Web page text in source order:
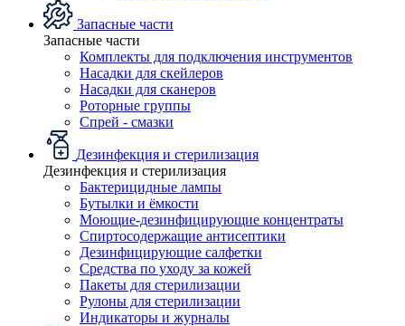
Запасные части
Запасные части
Комплекты для подключения инструментов
Насадки для скейлеров
Насадки для сканеров
Роторные группы
Спрей - смазки
Дезинфекция и стерилизация
Дезинфекция и стерилизация
Бактерицидные лампы
Бутылки и ёмкости
Моющие-дезинфицирующие концентраты
Спиртосодержащие антисептики
Дезинфицирующие салфетки
Средства по уходу за кожей
Пакеты для стерилизации
Рулоны для стерилизации
Индикаторы и журналы